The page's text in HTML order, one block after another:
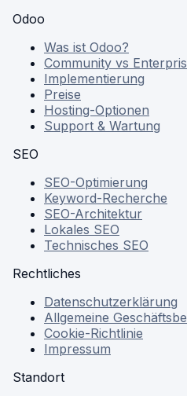
Odoo
Was ist Odoo?
Community vs
Implementierung
Preise
Hosting-Optionen
Support & Wartung
SEO
SEO-Optimierung
Keyword-Recherche
SEO-Architektur
Lokales SEO
Technisches SEO
Rechtliches
Datenschutzerklärung
Allgemeine
Cookie-Richtlinie
Impressum
Standort